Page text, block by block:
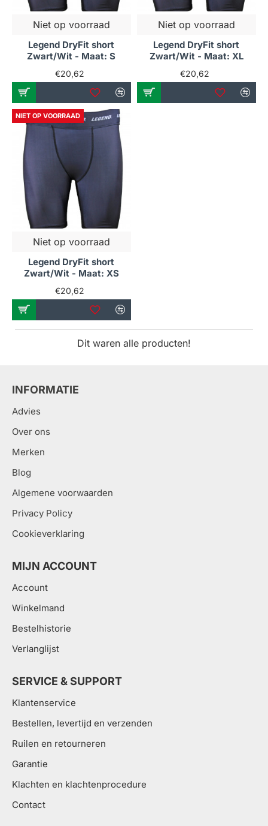
Niet op voorraad
Legend DryFit short
Zwart/Wit - Maat: S
€20,62
Niet op voorraad
Legend DryFit short
Zwart/Wit - Maat: XL
€20,62
NIET OP VOORRAAD
Niet op voorraad
Legend DryFit short
Zwart/Wit - Maat: XS
€20,62
Dit waren alle producten!
INFORMATIE
Advies
Over ons
Merken
Blog
Algemene voorwaarden
Privacy Policy
Cookieverklaring
MIJN ACCOUNT
Account
Winkelmand
Bestelhistorie
Verlanglijst
SERVICE & SUPPORT
Klantenservice
Bestellen, levertijd en verzenden
Ruilen en retourneren
Garantie
Klachten en klachtenprocedure
Contact